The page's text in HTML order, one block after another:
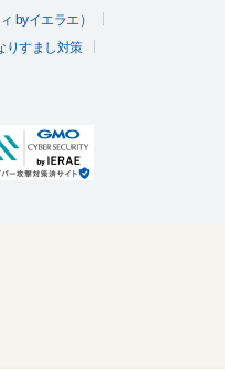
byイエラエ）
りすまし対策